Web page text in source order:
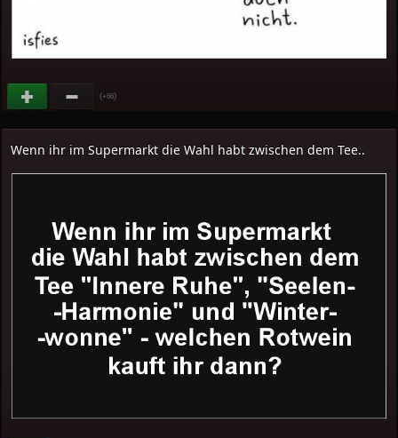
(+66)
Wenn ihr im Supermarkt die Wahl habt zwischen dem Tee..